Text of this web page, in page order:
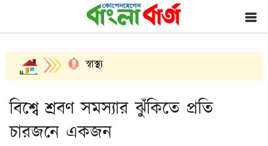
স্বাস্থ্য
বিশ্বে শ্রবণ সমস্যার ঝুঁকিতে প্রতি
চারজনে একজন